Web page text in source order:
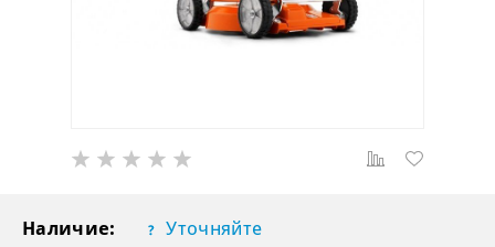
Наличие: Уточняйте